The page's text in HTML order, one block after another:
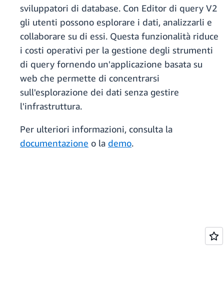
sviluppatori di database. Con Editor di query V2
gli utenti possono esplorare i dati, analizzarli e
collaborare su di essi. Questa funzionalità riduce
i costi operativi per la gestione degli strumenti
di query fornendo un'applicazione basata su
web che permette di concentrarsi
sull'esplorazione dei dati senza gestire
l'infrastruttura.
Per ulteriori informazioni, consulta la
documentazione o la demo.